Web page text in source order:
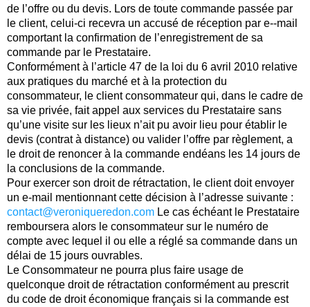
de l’offre ou du devis. Lors de toute commande passée par
le client, celui-ci recevra un accusé de réception par e--mail
comportant la confirmation de l’enregistrement de sa
commande par le Prestataire.
Conformément à l’article 47 de la loi du 6 avril 2010 relative
aux pratiques du marché et à la protection du
consommateur, le client consommateur qui, dans le cadre de
sa vie privée, fait appel aux services du Prestataire sans
qu’une visite sur les lieux n’ait pu avoir lieu pour établir le
devis (contrat à distance) ou valider l’offre par règlement, a
le droit de renoncer à la commande endéans les 14 jours de
la conclusions de la commande.
Pour exercer son droit de rétractation, le client doit envoyer
un e-mail mentionnant cette décision à l’adresse suivante :
contact@veroniqueredon.com Le cas échéant le Prestataire
remboursera alors le consommateur sur le numéro de
compte avec lequel il ou elle a réglé sa commande dans un
délai de 15 jours ouvrables.
Le Consommateur ne pourra plus faire usage de
quelconque droit de rétractation conformément au prescrit
du code de droit économique français si la commande est